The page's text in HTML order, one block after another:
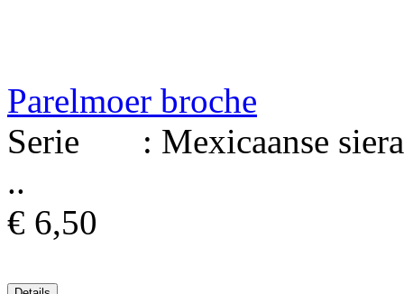
Parelmoer broche
Serie : Mexicaanse
..
€ 6,50